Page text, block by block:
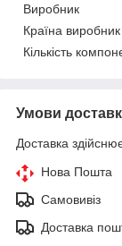
Виробник
Країна виробник
Кількість
Умови
Доставка
Нова Пошта
Самовивіз
Доставка